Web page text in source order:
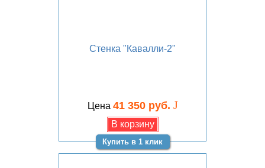
Стенка "Кавалли-2"
Цена 41 350 руб. J
Купить в 1 клик